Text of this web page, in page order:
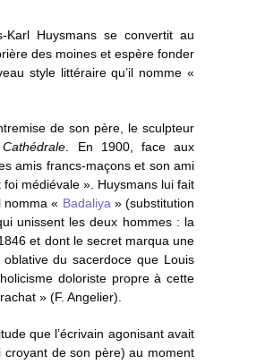
Huysmans se convertit au
des moines et espère fonder
style littéraire qu’il nomme «
de son père, le sculpteur
. En 1900, face aux
amis francs-maçons et son ami
médiévale ». Huysmans lui fait
nomma « Badaliya » (substitution
unissent les deux hommes : la
et dont le secret marqua une
du sacerdoce que Louis
doloriste propre à cette
» (F. Angelier).
que l’écrivain agonisant avait
de son père) au moment